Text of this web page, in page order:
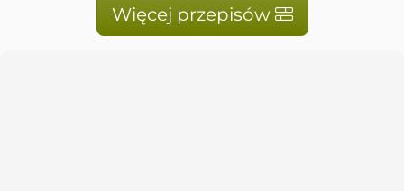
Więcej przepisów